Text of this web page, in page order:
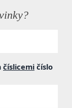
číslicemi číslo